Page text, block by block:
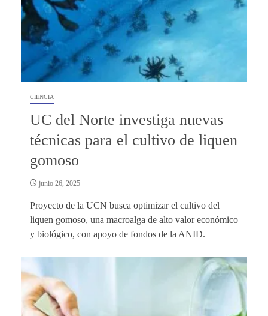
CIENCIA
UC del Norte investiga nuevas
técnicas para el cultivo de liquen
gomoso
junio 26, 2025
Proyecto de la UCN busca optimizar el cultivo del
liquen gomoso, una macroalga de alto valor económico
y biológico, con apoyo de fondos de la ANID.